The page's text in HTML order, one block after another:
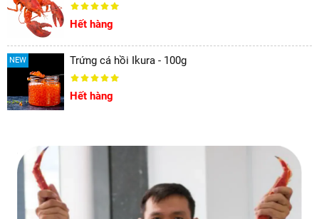
Hết hàng
NEW Trứng cá hồi Ikura - 100g
Hết hàng